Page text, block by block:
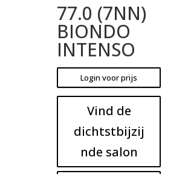
77.0 (7NN)
BIONDO
INTENSO
Login voor prijs
Vind de
dichtstbijzij
nde salon